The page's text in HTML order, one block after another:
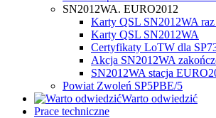
SN2012WA. EURO2012
Karty QSL SN2012WA raz
Karty QSL SN2012WA
Certyfikaty LoTW dla
Akcja SN2012WA
SN2012WA stacja
Powiat Zwoleń SP5PBE/5
Warto odwiedzić
Prace techniczne